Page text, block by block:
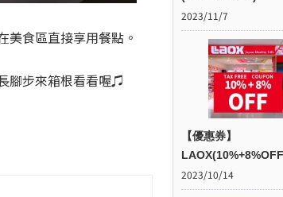
美食區直接享用餐點。
腳步來箱根看看喔♫
2023/11/7
【優惠券】
2023/10/14